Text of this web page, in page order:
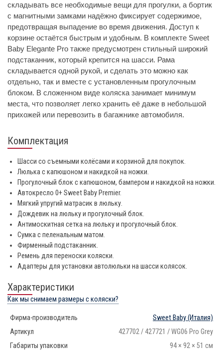
складывать все необходимые вещи для прогулки, а бортик
с магнитными замками надёжно фиксирует содержимое,
предотвращая выпадение во время движения. Доступ к
корзине остаётся быстрым и удобным. В комплекте Sweet
Baby Elegante Pro также предусмотрен стильный широкий
подстаканник, который крепится на шасси. Рама
складывается одной рукой, и сделать это можно как
отдельно, так и вместе с установленным прогулочным
блоком. В сложенном виде коляска занимает минимум
места, что позволяет легко хранить её даже в небольшой
прихожей или перевозить в багажнике автомобиля.
Комплектация
Шасси со съемными колёсами и корзиной для покупок.
Люлька с капюшоном и накидкой на ножки.
Прогулочный блок с капюшоном, бампером и накидкой на ножки.
Автокресло 0+ Sweet Baby Premier.
Мягкий упругий матрасик в люльку.
Дождевик на люльку и прогулочный блок.
Антимоскитная сетка на люльку и прогулочный блок.
Сумка с пеленальным матом.
Фирменный подстаканник.
Ремень для переноски коляски.
Адаптеры для установки автолюльки на шасси колясок.
Характеристики
Как мы снимаем размеры с коляски?
Фирма-производитель Sweet Baby(Италия)
Артикул
427702 / 427721 / WG06 Pro Grey
Габариты упаковки
94 × 92 × 51 см